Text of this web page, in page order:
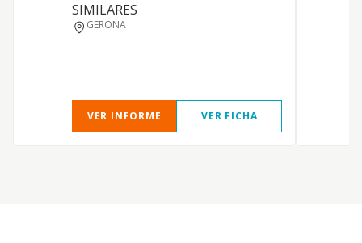
SIMILARES
GERONA
VER INFORME VER FICHA